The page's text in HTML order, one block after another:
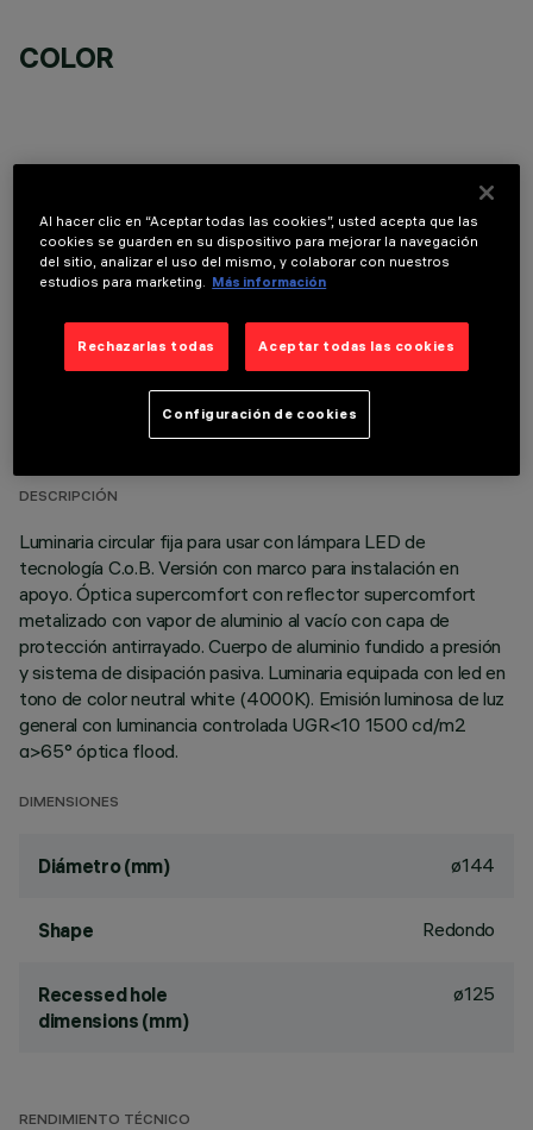
COLOR
COMPONENTES OPCIONALES
DATOS TÉCNICOS
ÚLTIMA ACTUALIZACIÓN: 07/08/2026
DESCRIPCIÓN
Luminaria circular fija para usar con lámpara LED de
tecnología C.o.B. Versión con marco para instalación en
apoyo. Óptica supercomfort con reflector supercomfort
metalizado con vapor de aluminio al vacío con capa de
protección antirrayado. Cuerpo de aluminio fundido a presión
y sistema de disipación pasiva. Luminaria equipada con led en
tono de color neutral white (4000K). Emisión luminosa de luz
general con luminancia controlada UGR<10 1500 cd/m2
α>65° óptica flood.
DIMENSIONES
Diámetro (mm) ø144
Shape Redondo
Recessed hole
dimensions (mm)
ø125
RENDIMIENTO TÉCNICO
Al hacer clic en “Aceptar todas las cookies”, usted acepta que las
cookies se guarden en su dispositivo para mejorar la navegación
del sitio, analizar el uso del mismo, y colaborar con nuestros
estudios para marketing. Más información
Rechazarlas todas Aceptar todas las cookies
Configuración de cookies